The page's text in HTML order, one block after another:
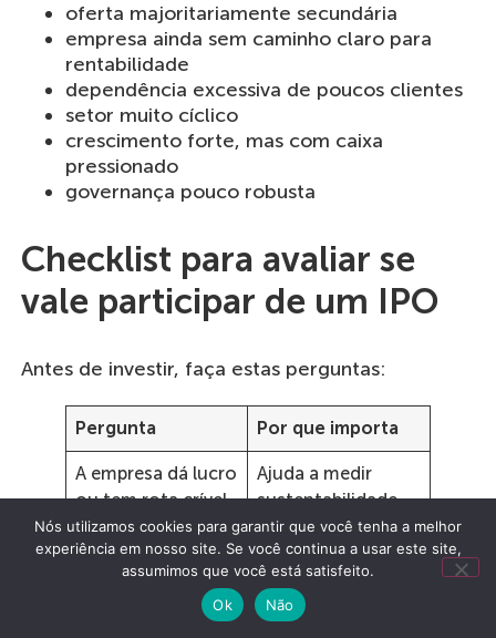
oferta majoritariamente secundária
empresa ainda sem caminho claro para
rentabilidade
dependência excessiva de poucos clientes
setor muito cíclico
crescimento forte, mas com caixa
pressionado
governança pouco robusta
Checklist para avaliar se
vale participar de um IPO
Antes de investir, faça estas perguntas:
Pergunta Por que importa
A empresa dá lucro
ou tem rota crível
para lucrar?
Ajuda a medir
sustentabilidade
do negócio
O dinheiro vai para
Mostra se a oferta
é primária ou mais
focada em saída
Nós utilizamos cookies para garantir que você tenha a melhor
experiência em nosso site. Se você continua a usar este site,
assumimos que você está satisfeito.
Ok
Não